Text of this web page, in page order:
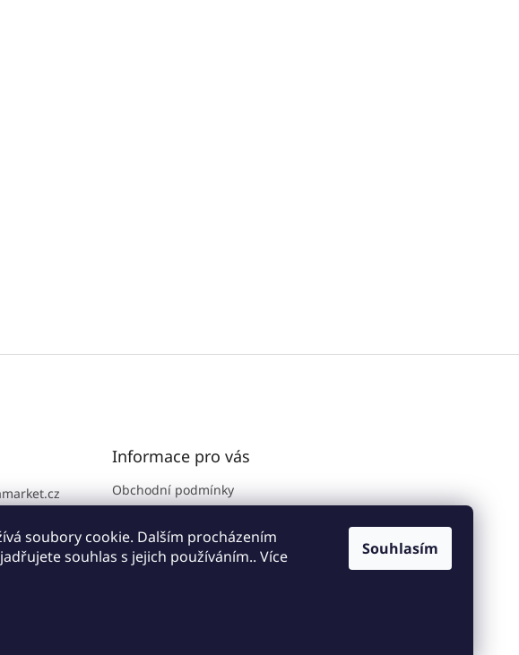
soubory cookie. Dalším procházením
souhlas s jejich používáním.. Více
Souhlasím
Informace pro vás
Obchodní podmínky
Prodejna
Kontakty